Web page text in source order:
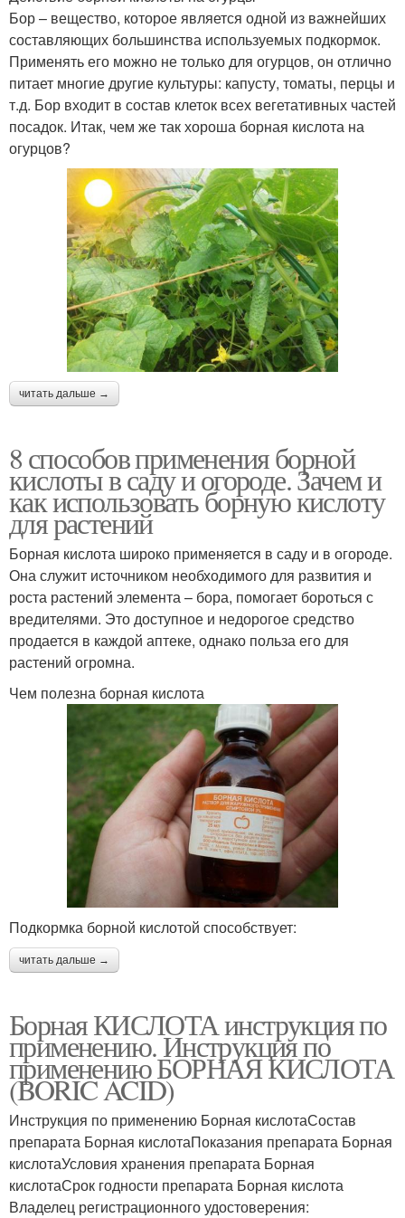
Бор – вещество, которое является одной из важнейших
составляющих большинства используемых подкормок.
Применять его можно не только для огурцов, он отлично
питает многие другие культуры: капусту, томаты, перцы и
т.д. Бор входит в состав клеток всех вегетативных частей
посадок. Итак, чем же так хороша борная кислота на
огурцов?
читать дальше →
8 способов применения борной
кислоты в саду и огороде. Зачем и
как использовать борную кислоту
для растений
Борная кислота широко применяется в саду и в огороде.
Она служит источником необходимого для развития и
роста растений элемента – бора, помогает бороться с
вредителями. Это доступное и недорогое средство
продается в каждой аптеке, однако польза его для
растений огромна.
Чем полезна борная кислота
Подкормка борной кислотой способствует:
читать дальше →
Борная КИСЛОТА инструкция по
применению. Инструкция по
применению БОРНАЯ КИСЛОТА
(BORIC ACID)
Инструкция по применению Борная кислотаСостав
препарата Борная кислотаПоказания препарата Борная
кислотаУсловия хранения препарата Борная
кислотаСрок годности препарата Борная кислота
Владелец регистрационного удостоверения: